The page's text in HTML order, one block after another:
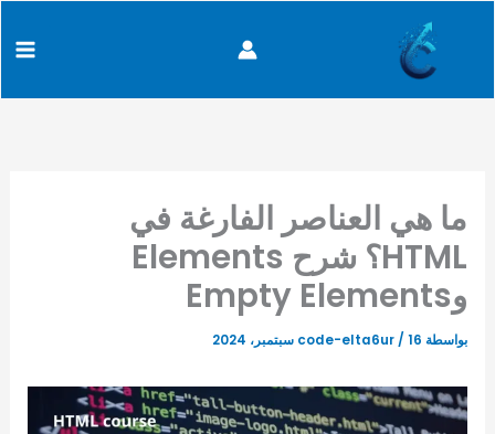
ما هي العناصر الفارغة في
HTML؟ شرح Elements
وEmpty Elements
بواسطة code-elta6ur / 16 سبتمبر، 2024
بريدك
الإلكتروني...